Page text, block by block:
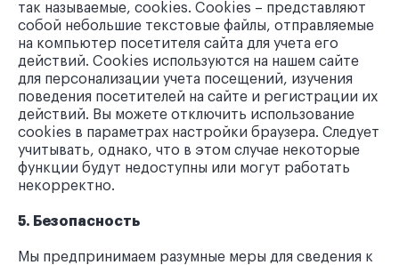
так называемые, cookies. Cookies – представляют
собой небольшие текстовые файлы, отправляемые
на компьютер посетителя сайта для учета его
действий. Cookies используются на нашем сайте
для персонализации учета посещений, изучения
поведения посетителей на сайте и регистрации их
действий. Вы можете отключить использование
cookies в параметрах настройки браузера. Следует
учитывать, однако, что в этом случае некоторые
функции будут недоступны или могут работать
некорректно.
5. Безопасность
Мы предпринимаем разумные меры для сведения к